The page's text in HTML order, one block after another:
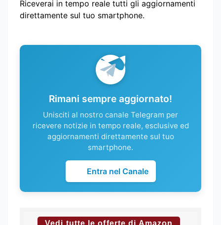
Riceverai in tempo reale tutti gli aggiornamenti
direttamente sul tuo smartphone.
Rimani sempre aggiornato!
Unisciti al nostro canale Telegram per
ricevere notizie in tempo reale, esclusive ed
aggiornamenti direttamente sul tuo
smartphone.
Entra nel Canale